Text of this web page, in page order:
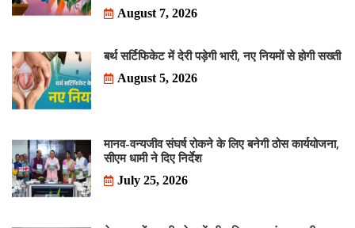
August 7, 2026
बर्थ सर्टिफिकेट में देरी पड़ेगी भारी, नए नियमों से होगी सख्ती
August 5, 2026
मानव-वन्यजीव संघर्ष रोकने के लिए बनेगी ठोस कार्ययोजना,
सीएम धामी ने दिए निर्देश
July 25, 2026